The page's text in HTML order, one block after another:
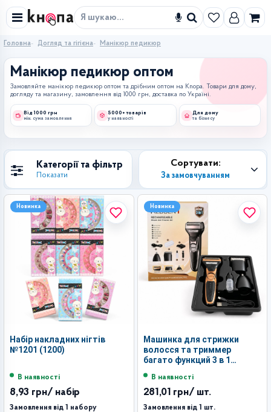
Знайти
Головна Догляд та гігієна Манікюр педикюр
Манікюр педикюр оптом
Замовляйте манікюр педикюр оптом та дрібним оптом на Knopa. Товари для дому,
догляду та магазину, замовлення від 1000 грн, доставка по Україні.
Від 1000 грн
мін. сума замовлення
5000+ товарів
у наявності
Для дому
та бізнесу
Категорії та фільтр
Показати
Сортувати:
За замовчуванням
Новинка
Набір накладних нігтів
№1201 (1200)
В наявності
8,93 грн/ набір
Замовлення від 1 набору
Новинка
Машинка для стрижки
волосся та триммер
багато функций 3 в 1
2107 (60)
В наявності
281,01 грн/ шт.
Замовлення від 1 шт.